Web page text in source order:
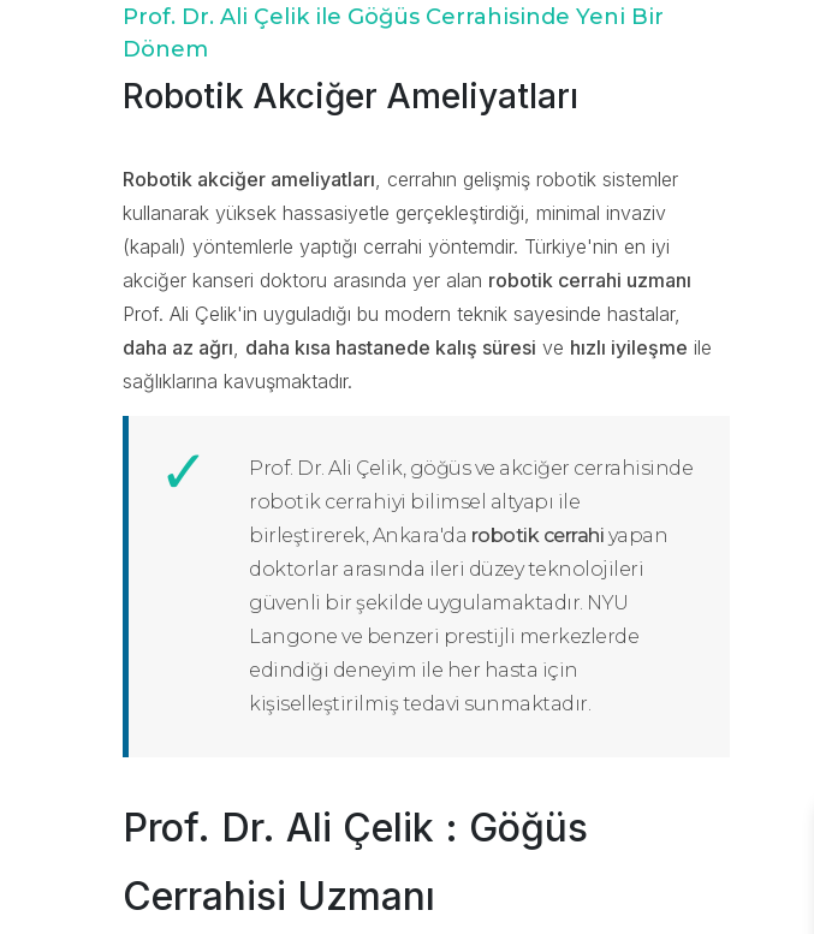
Prof. Dr. Ali Çelik ile Göğüs Cerrahisinde Yeni Bir
Dönem
Robotik Akciğer Ameliyatları
Robotik akciğer ameliyatları, cerrahın gelişmiş robotik sistemler
kullanarak yüksek hassasiyetle gerçekleştirdiği, minimal invaziv
(kapalı) yöntemlerle yaptığı cerrahi yöntemdir. Türkiye'nin en iyi
akciğer kanseri doktoru arasında yer alan robotik cerrahi uzmanı
Prof. Ali Çelik'in uyguladığı bu modern teknik sayesinde hastalar,
daha az ağrı, daha kısa hastanede kalış süresi ve hızlı iyileşme ile
sağlıklarına kavuşmaktadır.
Prof. Dr. Ali Çelik, göğüs ve akciğer cerrahisinde
robotik cerrahiyi bilimsel altyapı ile
birleştirerek, Ankara'da robotik cerrahi yapan
doktorlar arasında ileri düzey teknolojileri
güvenli bir şekilde uygulamaktadır. NYU
Langone ve benzeri prestijli merkezlerde
edindiği deneyim ile her hasta için
kişiselleştirilmiş tedavi sunmaktadır.
Prof. Dr. Ali Çelik : Göğüs
Cerrahisi Uzmanı